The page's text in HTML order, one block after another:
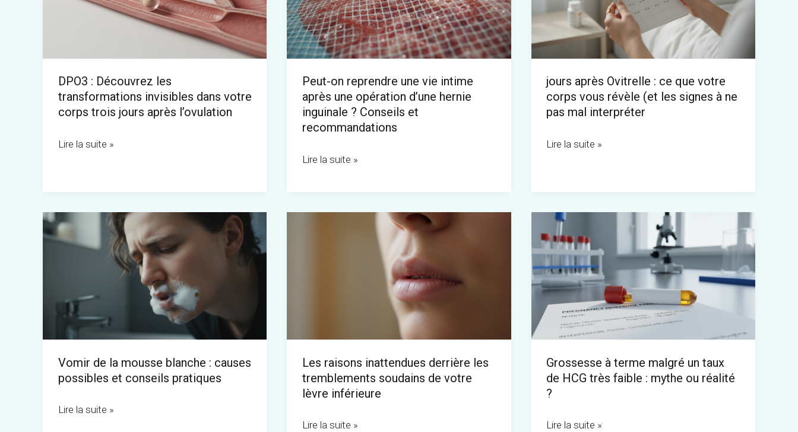
DPO3 : Découvrez les
transformations invisibles dans votre
corps trois jours après l’ovulation
transformations
corps
trois
après
Lire la suite »
Peut-on reprendre une vie intime
après une opération d’une hernie
inguinale ? Conseils et
recommandations
vie
intime
après
opération
d’une
hernie
?
recommandations
Lire la suite »
jours après Ovitrelle : ce que votre
corps vous révèle (et les signes à ne
pas mal interpréter
ce
vous
révèle
les
pas
mal
interpréter
Lire la suite »
Vomir de la mousse blanche : causes
possibles et conseils pratiques
Vomir
de
blanche
causes
et
conseils
pratiques
Lire la suite »
Les raisons inattendues derrière les
tremblements soudains de votre
lèvre inférieure
votre
lèvre
Lire la suite »
Grossesse à terme malgré un taux
de HCG très faible : mythe ou réalité
?
Grossesse
à
terme
malgré
un
taux
très
faible
mythe
Lire la suite »